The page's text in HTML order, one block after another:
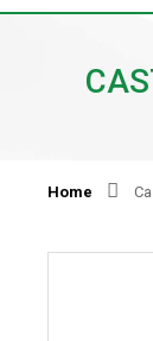
Home